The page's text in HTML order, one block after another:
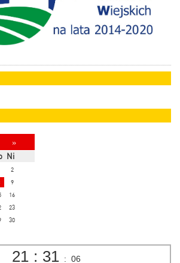
»
Ni
2
9
16
23
30
21 : 31 : 07